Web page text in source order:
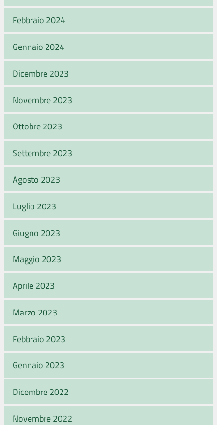
Febbraio 2024
Gennaio 2024
Dicembre 2023
Novembre 2023
Ottobre 2023
Settembre 2023
Agosto 2023
Luglio 2023
Giugno 2023
Maggio 2023
Aprile 2023
Marzo 2023
Febbraio 2023
Gennaio 2023
Dicembre 2022
Novembre 2022